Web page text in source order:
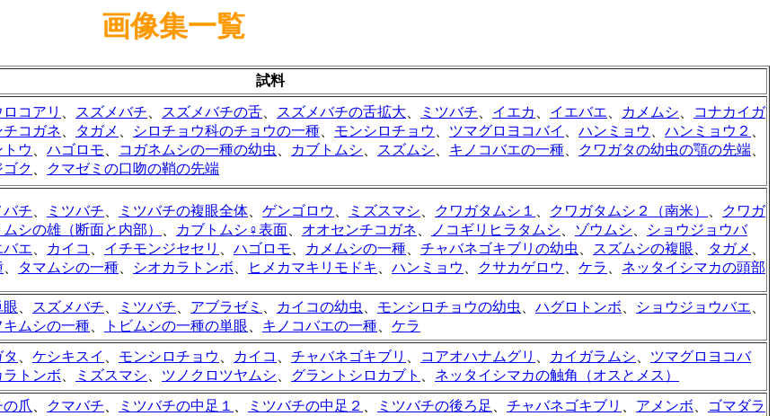
画像集一覧
試料
ロコアリ 、 スズメバチ、 スズメバチの舌、 スズメバチの舌拡大、 ミツバチ、 イエカ 、 イエバエ、 カメムシ、
コナカイガ
チコガネ、 タガメ 、 シロチョウ科のチョウの一種、 モンシロチョウ 、 ツマグロヨコバイ 、 ハンミョウ 、 ハンミョウ２ 、
ウ 、 ハゴロモ、 コガネムシの一種の幼虫、 カブトムシ、 スズムシ、 キノコバエの一種、 クワガタの幼虫の顎の先端、
ゴク 、 クマゼミの口吻の鞘の先端
バチ、 ミツバチ、 ミツバチの複眼全体、 ゲンゴロウ 、 ミズスマシ、 クワガタムシ１ 、 クワガタムシ２（南米） 、
クワガ
ムシの雄（断面と内部） 、 カブトムシ♀表面、 オオセンチコガネ、 ノコギリヒラタムシ、 ゾウムシ、
ショウジョウバ
バエ、 カイコ 、 イチモンジセセリ 、 ハゴロモ、 カメムシの一種、 チャバネゴキブリの幼虫、 スズムシの複眼、 タガメ 、
、 タマムシの一種、 シオカラトンボ、 ヒメカマキリモドキ 、 ハンミョウ 、 クサカゲロウ 、 ケラ 、 ネッタイシマカの頭部
眼、 スズメバチ、 ミツバチ、 アブラゼミ 、 カイコの幼虫、 モンシロチョウの幼虫、 ハグロトンボ、 ショウジョウバエ、
キムシの一種、 トビムシの一種の単眼、 キノコバエの一種、 ケラ
タ 、 ケシキスイ 、 モンシロチョウ 、 カイコ 、 チャバネゴキブリ 、 コアオハナムグリ 、 カイガラムシ、 ツマグロヨコバ
ラトンボ、 ミズスマシ、 ツノクロツヤムシ、 グラントシロカブト 、 ネッタイシマカの触角（オスとメス）
の爪、 クマバチ、 ミツバチの中足１ 、 ミツバチの中足２ 、 ミツバチの後ろ足 、 チャバネゴキブリ 、 アメンボ、
ゴマダラ